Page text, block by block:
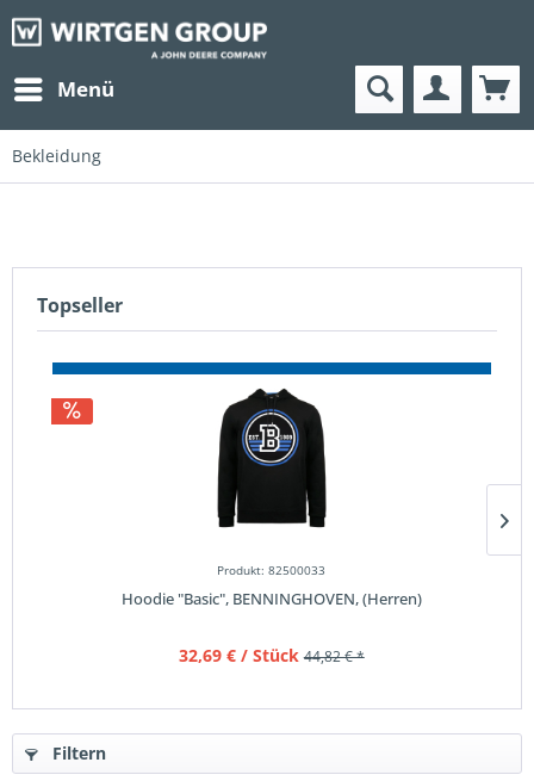
Menü
Bekleidung
Topseller
Produkt: 82500033
Hoodie "Basic", BENNINGHOVEN, (Herren)
32,69 € / Stück 44,82 € *
Filtern